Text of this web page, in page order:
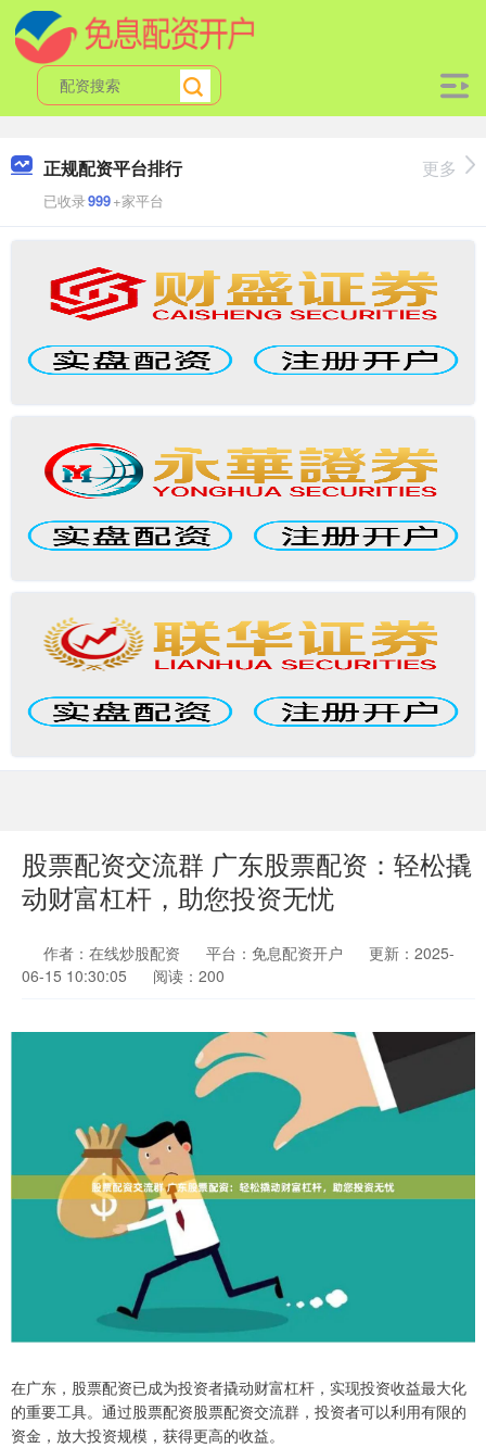
正规配资平台排行
已收录999+家平台
更多
股票配资交流群 广东股票配资：轻松撬
动财富杠杆，助您投资无忧
作者：在线炒股配资 平台：免息配资开户
更新：2025-
06-15 10:30:05
阅读：200
在广东，股票配资已成为投资者撬动财富杠杆，实现投资收益最大化
的重要工具。通过股票配资股票配资交流群，投资者可以利用有限的
资金，放大投资规模，获得更高的收益。